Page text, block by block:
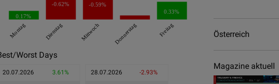
0.17%
-0.62%
-0.59%
0.33%
Montag Dienstag Mittwoch Donnerstag Freitag
Worst Days
20.07.2026 3.61% 28.07.2026 -2.93%
Österreich
Magazine aktuell